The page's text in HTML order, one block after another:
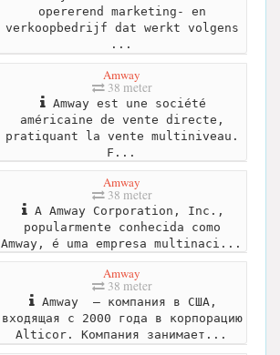
opererend marketing- en
verkoopbedrijf dat werkt volgens
...
Amway
38 meter
Amway est une société
américaine de vente directe,
pratiquant la vente multiniveau.
F...
Amway
38 meter
A Amway Corporation, Inc.,
popularmente conhecida como
Amway, é uma empresa multinaci...
Amway
38 meter
Amway — компания в США,
входящая с 2000 года в корпорацию
Alticor. Компания занимает...